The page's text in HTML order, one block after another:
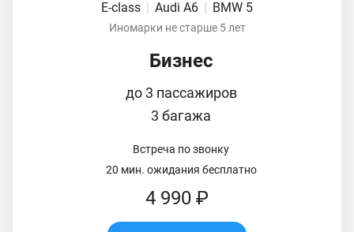
E-class | Audi A6 | BMW 5
Иномарки не старше 5 лет
Бизнес
до 3 пассажиров
3 багажа
Встреча по звонку
20 мин. ожидания бесплатно
4 990 ₽